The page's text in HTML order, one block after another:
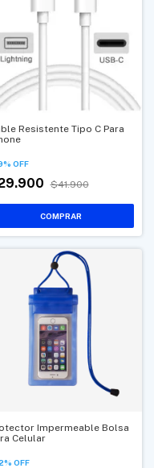
Resistente Tipo C Para
% OFF
$41.900
Impermeable Bolsa
Celular
% OFF